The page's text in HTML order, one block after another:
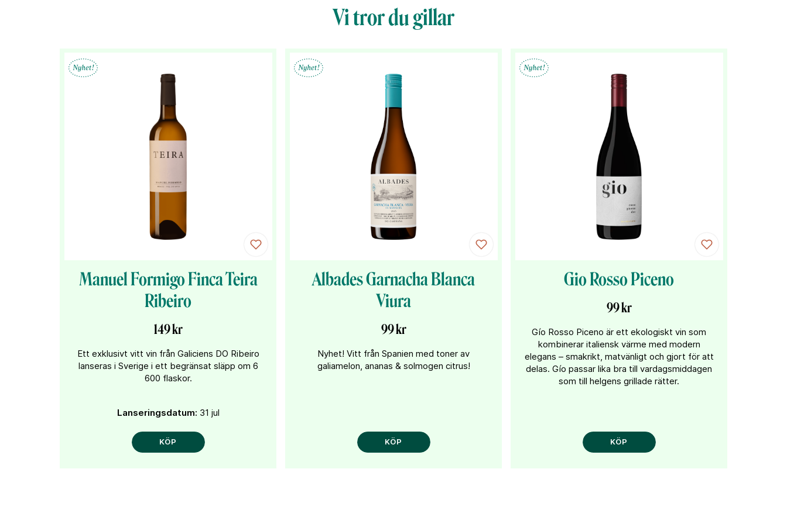
Vi tror du gillar
Manuel Formigo Finca Teira
Ribeiro
149 kr
Ett exklusivt vitt vin från Galiciens DO Ribeiro
lanseras i Sverige i ett begränsat släpp om 6
600 flaskor.
Lanseringsdatum: 31 jul
KÖP
Albades Garnacha Blanca
Viura
99 kr
Nyhet! Vitt från Spanien med toner av
galiamelon, ananas & solmogen citrus!
KÖP
Gio Rosso Piceno
99 kr
Gío Rosso Piceno är ett ekologiskt vin som
kombinerar italiensk värme med modern
elegans – smakrikt, matvänligt och gjort för att
delas. Gío passar lika bra till vardagsmiddagen
som till helgens grillade rätter.
KÖP